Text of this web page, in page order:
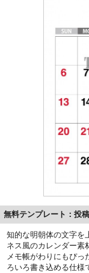
無料テンプレート：投
知的な明朝体の文字を
ネス風のカレンダー素
メモ帳がわりにもぴっ
ろいろ書き込める仕様